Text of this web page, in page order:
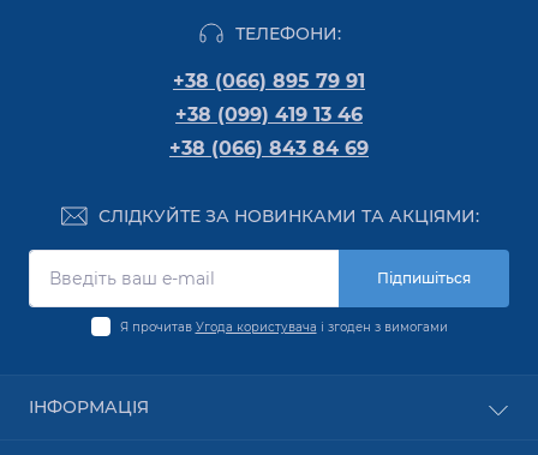
ТЕЛЕФОНИ:
+38 (066) 895 79 91
+38 (099) 419 13 46
+38 (066) 843 84 69
СЛІДКУЙТЕ ЗА НОВИНКАМИ ТА АКЦІЯМИ:
Підпишіться
Я прочитав Угода користувача і згоден з вимогами
ІНФОРМАЦІЯ